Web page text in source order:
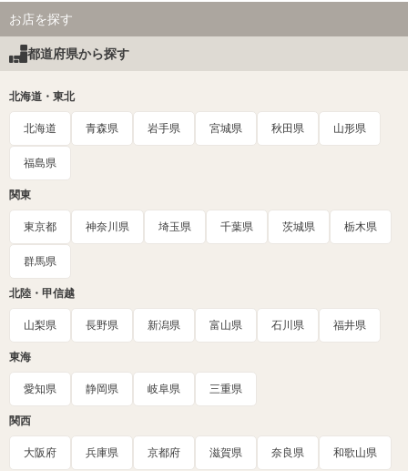
お店を探す
都道府県から探す
北海道・東北
北海道 青森県 岩手県 宮城県 秋田県 山形県
福島県
関東
東京都 神奈川県 埼玉県 千葉県 茨城県 栃木県
群馬県
北陸・甲信越
山梨県 長野県 新潟県 富山県 石川県 福井県
東海
愛知県 静岡県 岐阜県 三重県
関西
大阪府 兵庫県 京都府 滋賀県 奈良県 和歌山県